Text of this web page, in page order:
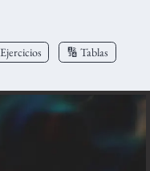
🔢 Tablas